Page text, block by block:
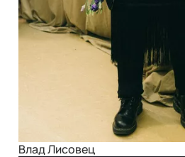
Влад Лисовец